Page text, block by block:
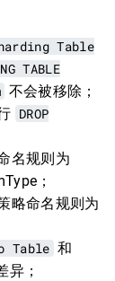
Table
TABLE
不会被移除；
DROP
名规则为
；
略命名规则为
Table 和
异；